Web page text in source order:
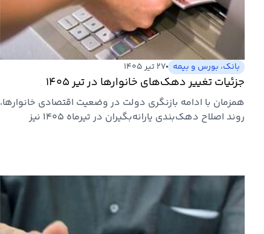
بانک، بورس و بیمه ۲۷ تیر ۱۴۰۵
جزئیات تغییر دهک‌های خانوارها در تیر ۱۴۰۵
همزمان با ادامه بازنگری دولت در وضعیت اقتصادی خانوارها،
روند اصلاح دهک‌بندی یارانه‌بگیران در تیرماه ۱۴۰۵ نیز